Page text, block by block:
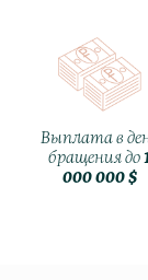
Выплата в
бращения до
000 000 $